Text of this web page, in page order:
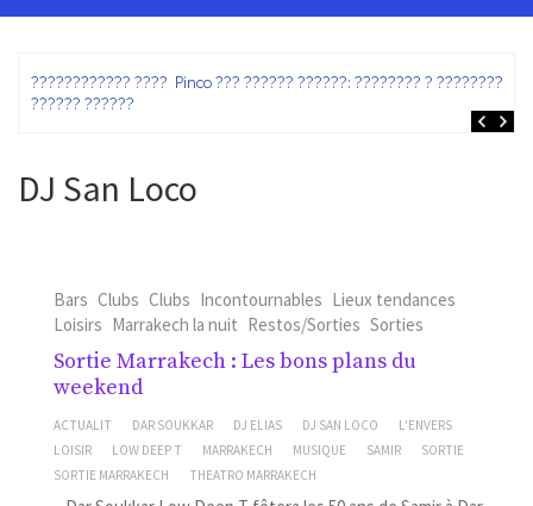
???????????? ???? Pinco ??? ?????? ??????: ???????? ? ???????? ?
?????? ??????
DJ San Loco
Bars Clubs Clubs Incontournables Lieux tendances
Loisirs Marrakech la nuit Restos/Sorties Sorties
Sortie Marrakech : Les bons plans du
weekend
ACTUALIT DAR SOUKKAR DJ ELIAS DJ SAN LOCO
L'ENVERS
LOISIR
LOW DEEP T MARRAKECH MUSIQUE SAMIR
SORTIE
SORTIE MARRAKECH
THEATRO MARRAKECH